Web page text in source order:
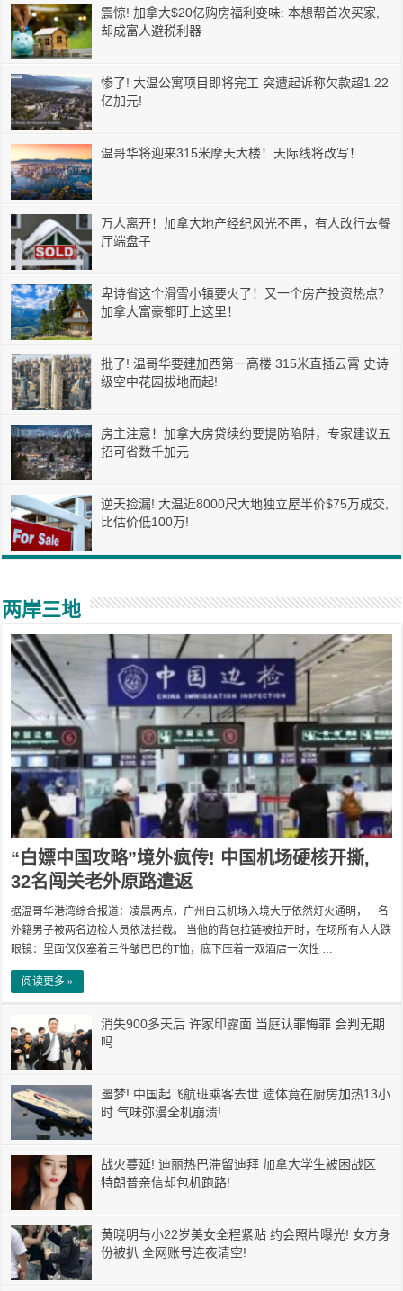
震惊! 加拿大$20亿购房福利变味: 本想帮首次买家,
却成富人避税利器
惨了! 大温公寓项目即将完工 突遭起诉称欠款超1.22
亿加元!
温哥华将迎来315米摩天大楼！天际线将改写！
万人离开！加拿大地产经纪风光不再，有人改行去餐
厅端盘子
卑诗省这个滑雪小镇要火了！又一个房产投资热点？
加拿大富豪都盯上这里！
批了! 温哥华要建加西第一高楼 315米直插云霄 史诗
级空中花园拔地而起!
房主注意！加拿大房贷续约要提防陷阱，专家建议五
招可省数千加元
逆天捡漏! 大温近8000尺大地独立屋半价$75万成交,
比估价低100万!
两岸三地
“白嫖中国攻略”境外疯传! 中国机场硬核开撕,
32名闯关老外原路遣返
据温哥华港湾综合报道：凌晨两点，广州白云机场入境大厅依然灯火通明，一名
外籍男子被两名边检人员依法拦截。 当他的背包拉链被拉开时，在场所有人大跌
眼镜：里面仅仅塞着三件皱巴巴的T恤，底下压着一双酒店一次性 …
阅读更多 »
消失900多天后 许家印露面 当庭认罪悔罪 会判无期
吗
噩梦! 中国起飞航班乘客去世 遗体竟在厨房加热13小
时 气味弥漫全机崩溃!
战火蔓延! 迪丽热巴滞留迪拜 加拿大学生被困战区
特朗普亲信却包机跑路!
黄晓明与小22岁美女全程紧贴 约会照片曝光! 女方身
份被扒 全网账号连夜清空!